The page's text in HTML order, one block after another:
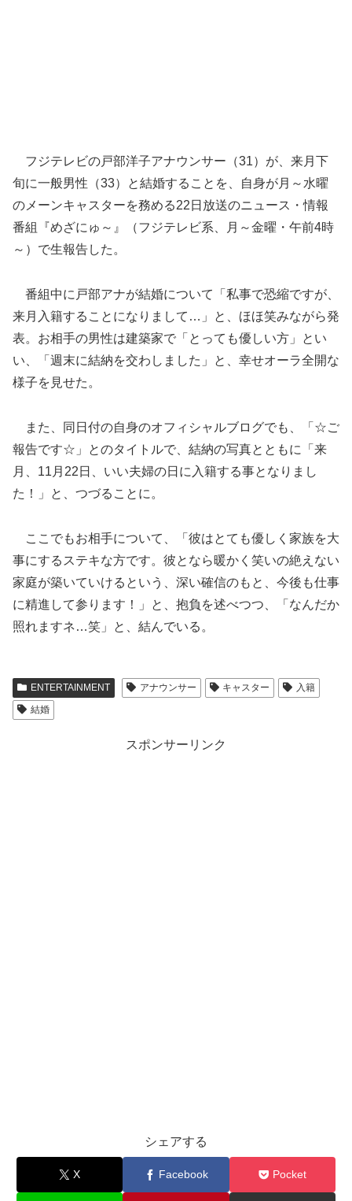
フジテレビの戸部洋子アナウンサー（31）が、来月下
旬に一般男性（33）と結婚することを、自身が月～水曜
のメーンキャスターを務める22日放送のニュース・情報
番組『めざにゅ～』（フジテレビ系、月～金曜・午前4時
～）で生報告した。
番組中に戸部アナが結婚について「私事で恐縮ですが、
来月入籍することになりまして…」と、ほほ笑みながら発
表。お相手の男性は建築家で「とっても優しい方」とい
い 、「週末に結納を交わしました」と、幸せオーラ全開な
様子を見せた。
また、同日付の自身のオフィシャルブログでも、「☆ご
報告です☆」とのタイトルで、結納の写真とともに「来
月、11月22日、いい夫婦の日に入籍する事となりまし
た！」と、つづることに。
ここでもお相手について、「彼はとても優しく家族を大
事にするステキな方です。彼となら暖かく笑いの絶えない
家庭が築いていけるという、深い確信のもと、今後も仕事
に精進して参ります！」と、抱負を述べつつ、「なんだか
照れますネ…笑」と、結んでいる。
ENTERTAINMENT アナウンサー キャスター
入籍
結婚
スポンサーリンク
シェアする
X Facebook Pocket